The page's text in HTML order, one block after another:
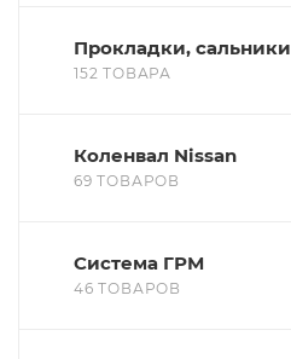
Прокладки, сальники
152 ТОВАРА
Коленвал Nissan
69 ТОВАРОВ
Система ГРМ
46 ТОВАРОВ